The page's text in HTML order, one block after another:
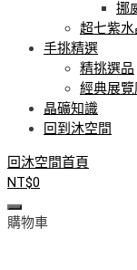
挪
超七紫水
手挑精選
精挑選品
經典展
晶礦知識
回到沐空間
回沐空間首頁
NT$0
購物車